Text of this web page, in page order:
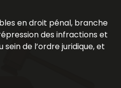
en droit pénal, branche
des infractions et
de l’ordre juridique, et
criminelles, est
les avocats et les